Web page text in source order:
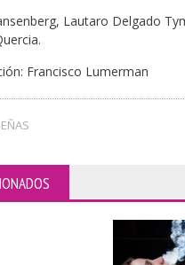
Lautaro Delgado
Francisco Lumerman